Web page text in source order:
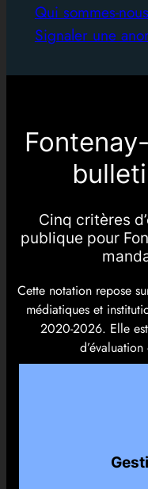
Qui sommes-
Signaler une
Cinq critères
publique pour
Cette notation repose
médiatiques et
2020-2026. Elle